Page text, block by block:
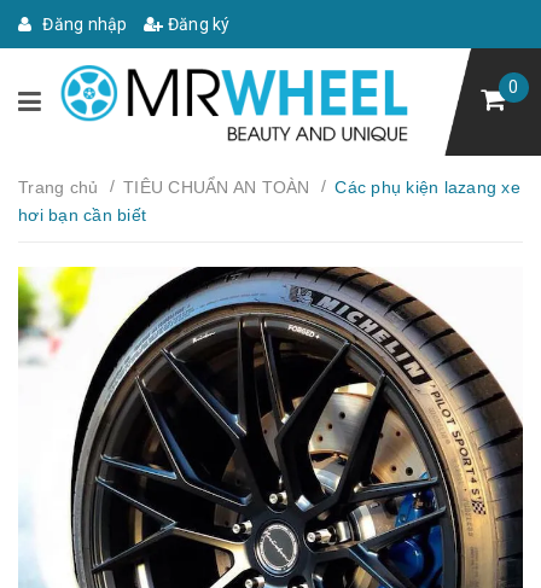
Đăng nhập Đăng ký
0
Trang chủ / TIÊU CHUẨN AN TOÀN / Các phụ kiện lazang xe
hơi bạn cần biết